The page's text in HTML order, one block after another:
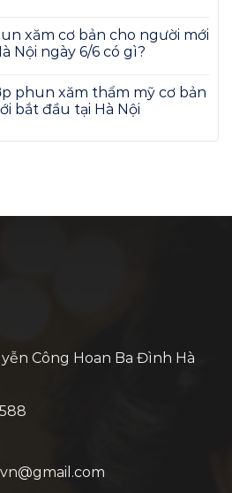
xăm cơ bản cho người mới
Nội ngày 6/6 có gì?
phun xăm thẩm mỹ cơ bản
bắt đầu tại Hà Nội
Công Hoan Ba Đình Hà